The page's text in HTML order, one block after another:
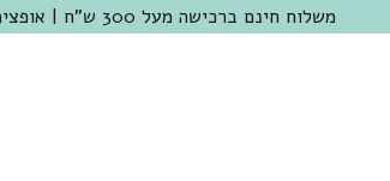
משלוח חינם ברכישה מעל 300 ש"ח | אופציה למשלוח מהיום להיום באזור המרכז | מוזמנים לבקר בחנות בכפר שמריהו